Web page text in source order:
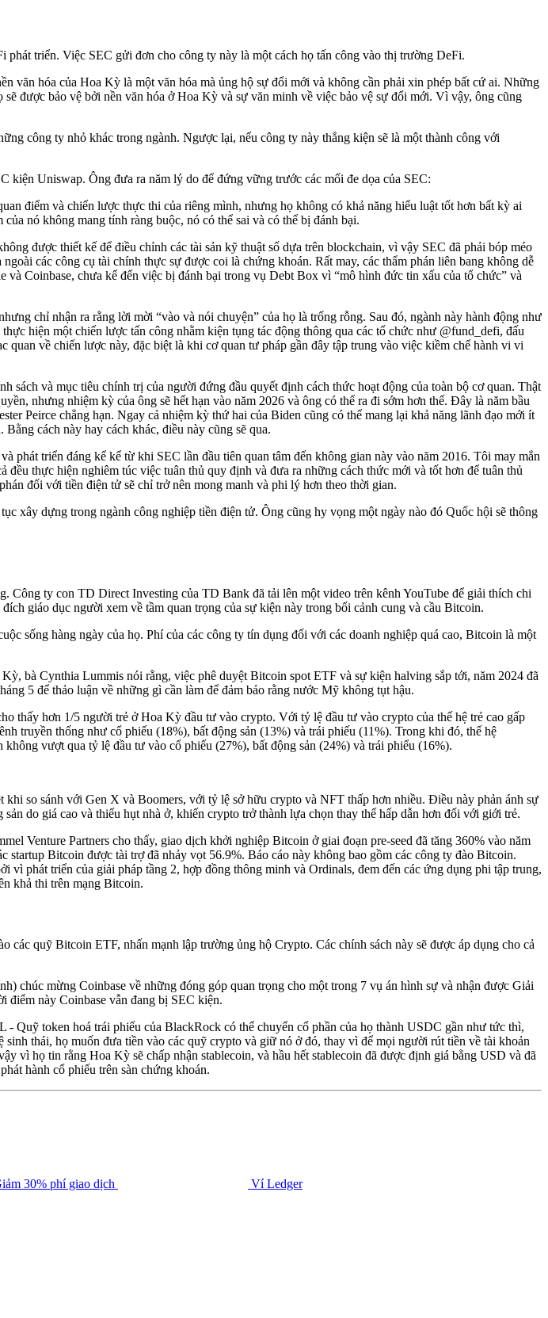
triển. Việc SEC gửi đơn cho công ty này là một cách họ tấn công vào thị trường DeFi.
văn hóa của Hoa Kỳ là một văn hóa mà ủng hộ sự đổi mới và không cần phải xin phép bất cứ ai. Những
được bảo vệ bởi nền văn hóa ở Hoa Kỳ và sự văn minh về việc bảo vệ sự đổi mới. Vì vậy, ông cũng
công ty nhỏ khác trong ngành. Ngược lại, nếu công ty này thắng kiện sẽ là một thành công với
kiện Uniswap. Ông đưa ra năm lý do để đứng vững trước các mối đe dọa của SEC:
điểm và chiến lược thực thi của riêng mình, nhưng họ không có khả năng hiểu luật tốt hơn bất kỳ ai
nó không mang tính ràng buộc, nó có thể sai và có thể bị đánh bại.
được thiết kế để điều chỉnh các tài sản kỹ thuật số dựa trên blockchain, vì vậy SEC đã phải bóp méo
các công cụ tài chính thực sự được coi là chứng khoán. Rất may, các thẩm phán liên bang không dễ
Coinbase, chưa kể đến việc bị đánh bại trong vụ Debt Box vì “mô hình đức tin xấu của tổ chức” và
chỉ nhận ra rằng lời mời “vào và nói chuyện” của họ là trống rỗng. Sau đó, ngành này hành động như
hiện một chiến lược tấn công nhằm kiện tụng tác động thông qua các tổ chức như @fund_defi, đấu
về chiến lược này, đặc biệt là khi cơ quan tư pháp gần đây tập trung vào việc kiềm chế hành vi vi
và mục tiêu chính trị của người đứng đầu quyết định cách thức hoạt động của toàn bộ cơ quan. Thật
nhưng nhiệm kỳ của ông sẽ hết hạn vào năm 2026 và ông có thể ra đi sớm hơn thế. Đây là năm bầu
Peirce chẳng hạn. Ngay cả nhiệm kỳ thứ hai của Biden cũng có thể mang lại khả năng lãnh đạo mới ít
cách này hay cách khác, điều này cũng sẽ qua.
triển đáng kể kể từ khi SEC lần đầu tiên quan tâm đến không gian này vào năm 2016. Tôi may mắn
thực hiện nghiêm túc việc tuân thủ quy định và đưa ra những cách thức mới và tốt hơn để tuân thủ
đối với tiền điện tử sẽ chỉ trở nên mong manh và phi lý hơn theo thời gian.
xây dựng trong ngành công nghiệp tiền điện tử. Ông cũng hy vọng một ngày nào đó Quốc hội sẽ thông
ty con TD Direct Investing của TD Bank đã tải lên một video trên kênh YouTube để giải thích chi
giáo dục người xem về tầm quan trọng của sự kiện này trong bối cảnh cung và cầu Bitcoin.
sống hàng ngày của họ. Phí của các công ty tín dụng đối với các doanh nghiệp quá cao, Bitcoin là một
bà Cynthia Lummis nói rằng, việc phê duyệt Bitcoin spot ETF và sự kiện halving sắp tới, năm 2024 đã
5 để thảo luận về những gì cần làm để đảm bảo rằng nước Mỹ không tụt hậu.
thấy hơn 1/5 người trẻ ở Hoa Kỳ đầu tư vào crypto. Với tỷ lệ đầu tư vào crypto của thế hệ trẻ cao gấp
truyền thống như cổ phiếu (18%), bất động sản (13%) và trái phiếu (11%). Trong khi đó, thế hệ
vượt qua tỷ lệ đầu tư vào cổ phiếu (27%), bất động sản (24%) và trái phiểu (16%).
so sánh với Gen X và Boomers, với tỷ lệ sở hữu crypto và NFT thấp hơn nhiều. Điều này phản ánh sự
do giá cao và thiếu hụt nhà ở, khiến crypto trở thành lựa chọn thay thế hấp dẫn hơn đối với giới trẻ.
Venture Partners cho thấy, giao dịch khởi nghiệp Bitcoin ở giai đoạn pre-seed đã tăng 360% vào năm
Bitcoin được tài trợ đã nhảy vọt 56.9%. Báo cáo này không bao gồm các công ty đào Bitcoin.
phát triển của giải pháp tầng 2, hợp đồng thông minh và Ordinals, đem đến các ứng dụng phi tập trung,
khả thi trên mạng Bitcoin.
quỹ Bitcoin ETF, nhấn mạnh lập trường ủng hộ Crypto. Các chính sách này sẽ được áp dụng cho cả
mừng Coinbase về những đóng góp quan trọng cho một trong 7 vụ án hình sự và nhận được Giải
này Coinbase vẫn đang bị SEC kiện.
token hoá trái phiếu của BlackRock có thể chuyển cổ phần của họ thành USDC gần như tức thì,
thái, họ muốn đưa tiền vào các quỹ crypto và giữ nó ở đó, thay vì để mọi người rút tiền về tài khoản
vì họ tin rằng Hoa Kỳ sẽ chấp nhận stablecoin, và hầu hết stablecoin đã được định giá bằng USD và đã
hành cổ phiếu trên sàn chứng khoán.
30% phí giao dịch Ví Ledger